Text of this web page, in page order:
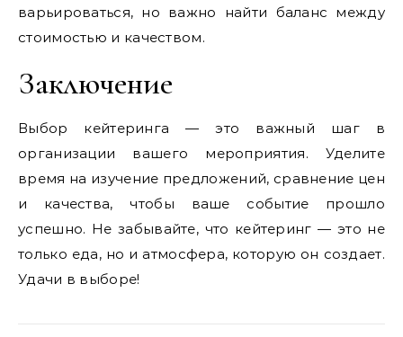
варьироваться, но важно найти баланс между
стоимостью и качеством.
Заключение
Выбор кейтеринга — это важный шаг в
организации вашего мероприятия. Уделите
время на изучение предложений, сравнение цен
и качества, чтобы ваше событие прошло
успешно. Не забывайте, что кейтеринг — это не
только еда, но и атмосфера, которую он создает.
Удачи в выборе!